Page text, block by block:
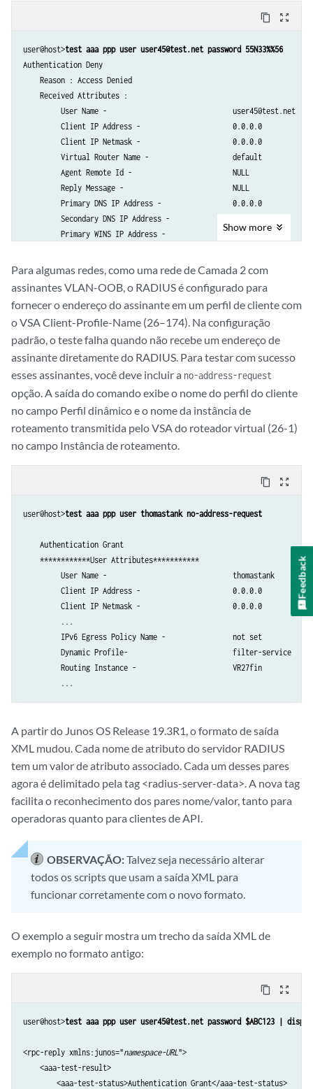
         Framed Route -                           not set
         Egress Policy Name -                     not set
         IGMP -                                   disabled
         Redirect VR Name -                       default
         Service Bundle -                         Null
         Framed Ip Route Tag -                    not set
         Ignore DF Bit -                          disabled
         IGMP Access Group Name -                 not set
         IGMP Access Source Group Name -          not set
         MLD Access Group Name -                  not set
         MLD Access Source Group Name -           not set
         IGMP Version -                           not set
         MLD Version -                            not set
         IGMP Immediate Leave -                   disabled
         IPv6 Egress Policy Name -                not set
         Acct Session ID -                        1
         Acct Interim Interval -                  750
         Acct Type -                              1
         Ingress Statistics -                     disabled
         Egress Statistics -                      disabled
         Chargeable user identity -               0
         NAS Port -                               4095
         NAS Port Type -                          15
         Framed Protocol -                        1
         IPv4 ADF Rule -                          010100
         IPv4 ADF Rule -                          010101
****Pausing 10 seconds before disconnecting the test
         Terminate Id -                           not set
    Test complete. Exiting
content_copy zoom_out_map
user@host>test aaa ppp user user45@test.net password 55N33%%56
Authentication Deny
    Reason : Access Denied
    Received Attributes :
         User Name -                              user45@test.net
         Client IP Address -                      0.0.0.0
         Client IP Netmask -                      0.0.0.0
         Virtual Router Name -                    default
         Agent Remote Id -                        NULL
         Reply Message -                          NULL
         Primary DNS IP Address -                 0.0.0.0
         Secondary DNS IP Address -               0.0.0.0
         Primary WINS IP Address -                0.0.0.0
         Primary DNS IPv6 Address  -              ::
         Framed Pool -                            not set
         Class Attribute -                        not set
         Service Type -                           0
         Client IPv6 Address -                    ::
         Client IPv6 Mask -                       null
         Framed IPv6 Prefix -                     ::/0
         Framed IPv6 Pool -                       not-set
         Login IPv6 Host -                        ::
         Framed Interface Id -                    0:0:0:0
         Delegated IPv6 Prefix -                  ::/0
         Delegated IPv6 Pool -                    not-set
         User Password -                          55N33%%56
         Mac Address -                            00:00:5E:00:53:ab
         Framed MTU -                             (null)
         Framed Route -                           not set
         Ingress Policy Name -                    not set
         Egress Policy Name -                     not set
         IGMP -                                   disabled
         Redirect VR Name -                       default
         Service Bundle -                         Null
         Framed Ip Route Tag -                    not set
         Ignore DF Bit -                          disabled
         MLD Access Source Group Name -           not set
         IGMP Immediate Leave -                   disabled
         MLD Immediate Leave -                    disabled
         IPv6 Ingress Policy Name -               not set
         IPv6 Egress Policy Name -                not set
         Acct Type -                              0
         Ingress Statistics -                     disabled
         Egress Statistics -                      disabled
         NAS Port -                               4095
         NAS Port Type -                          15
         Framed Protocol -                        0
Show more
Para algumas redes, como uma rede de Camada 2 com
assinantes VLAN-OOB, o RADIUS é configurado para
fornecer o endereço do assinante em um perfil de cliente com
o VSA Client-Profile-Name (26–174). Na configuração
padrão, o teste falha quando não recebe um endereço de
assinante diretamente do RADIUS. Para testar com sucesso
esses assinantes, você deve incluir a no-address-request
opção. A saída do comando exibe o nome do perfil do cliente
no campo Perfil dinâmico e o nome da instância de
roteamento transmitida pelo VSA do roteador virtual (26-1)
no campo Instância de roteamento.
content_copy zoom_out_map
user@host>test aaa ppp user thomastank no-address-request
    Authentication Grant
    ************User Attributes***********
         User Name -                              thomastank
         Client IP Address -                      0.0.0.0
         Client IP Netmask -                      0.0.0.0
         ...
         IPv6 Egress Policy Name -                not set
         Dynamic Profile-                         filter-service
         Routing Instance -                       VR27fin
A partir do Junos OS Release 19.3R1, o formato de saída
XML mudou. Cada nome de atributo do servidor RADIUS
tem um valor de atributo associado. Cada um desses pares
agora é delimitado pela tag <radius-server-data>. A nova tag
facilita o reconhecimento dos pares nome/valor, tanto para
operadoras quanto para clientes de API.
OBSERVAÇÃO:Talvez seja necessário alterar
todos os scripts que usam a saída XML para
funcionar corretamente com o novo formato.
O exemplo a seguir mostra um trecho da saída XML de
exemplo no formato antigo:
content_copy zoom_out_map
user@host>test aaa ppp user user45@test.net password $ABC123 |
<rpc-reply xmlns:junos="namespace-URL ">
    <aaa-test-result>
        <aaa-test-status>Authentication Grant</aaa-test-status>
Feedback